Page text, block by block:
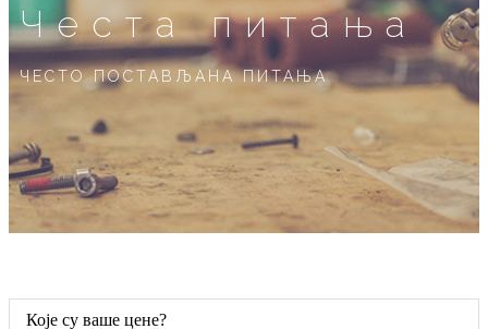
Честа питања
ЧЕСТО ПОСТАВЉАНА ПИТАЊА
Које су ваше цене?